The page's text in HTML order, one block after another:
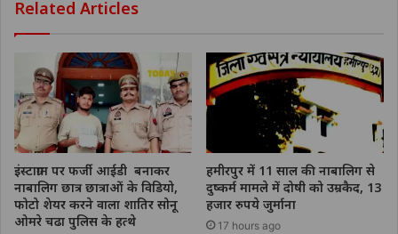
Related Articles
इंस्टाग्राम पर फर्जी आईडी बनाकर
नाबालिग छात्र छात्राओं के विडियो,
फोटो शेयर करने वाला शातिर सोनू
ओमरे चढा पुलिस के हत्थे
हमीरपुर में 11 साल की नाबालिग से
दुष्कर्म मामले में दोषी को उम्रकैद, 13
हजार रुपये जुर्माना
17 hours ago